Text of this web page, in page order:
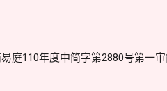
庭110年度中简字第2880号第一